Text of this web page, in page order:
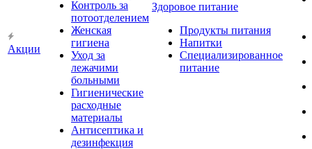
Акции
Контроль за
потоотделением
Женская
гигиена
Уход за
лежачими
больными
Гигиенические
расходные
материалы
Антисептика и
дезинфекция
Здоровое питание
Продукты питания
Напитки
Специализированное
питание